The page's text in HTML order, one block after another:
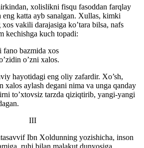
xolislikni fisqu fasoddan farqlay
katta ayb sanalgan. Xullas, kimki
vakili darajasiga ko’tara bilsa, nafs
kechishga kuch topadi:
bazmida xos
o’zni xalos.
hayotidagi eng oliy zafardir. Xo’sh,
xalos aylash degani nima va unga qanday
to’xtovsiz tarzda qiziqtirib, yangi-yangi
III
Ibn Xoldunning yozishicha, inson
ruhi bilan malakut dunyosiga